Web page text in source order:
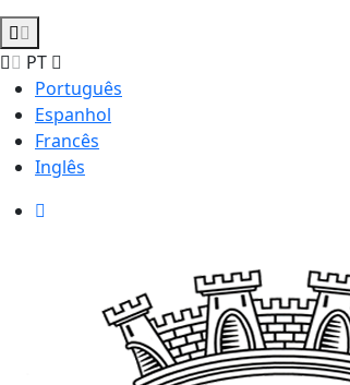
PT
Português
Espanhol
Francês
Inglês